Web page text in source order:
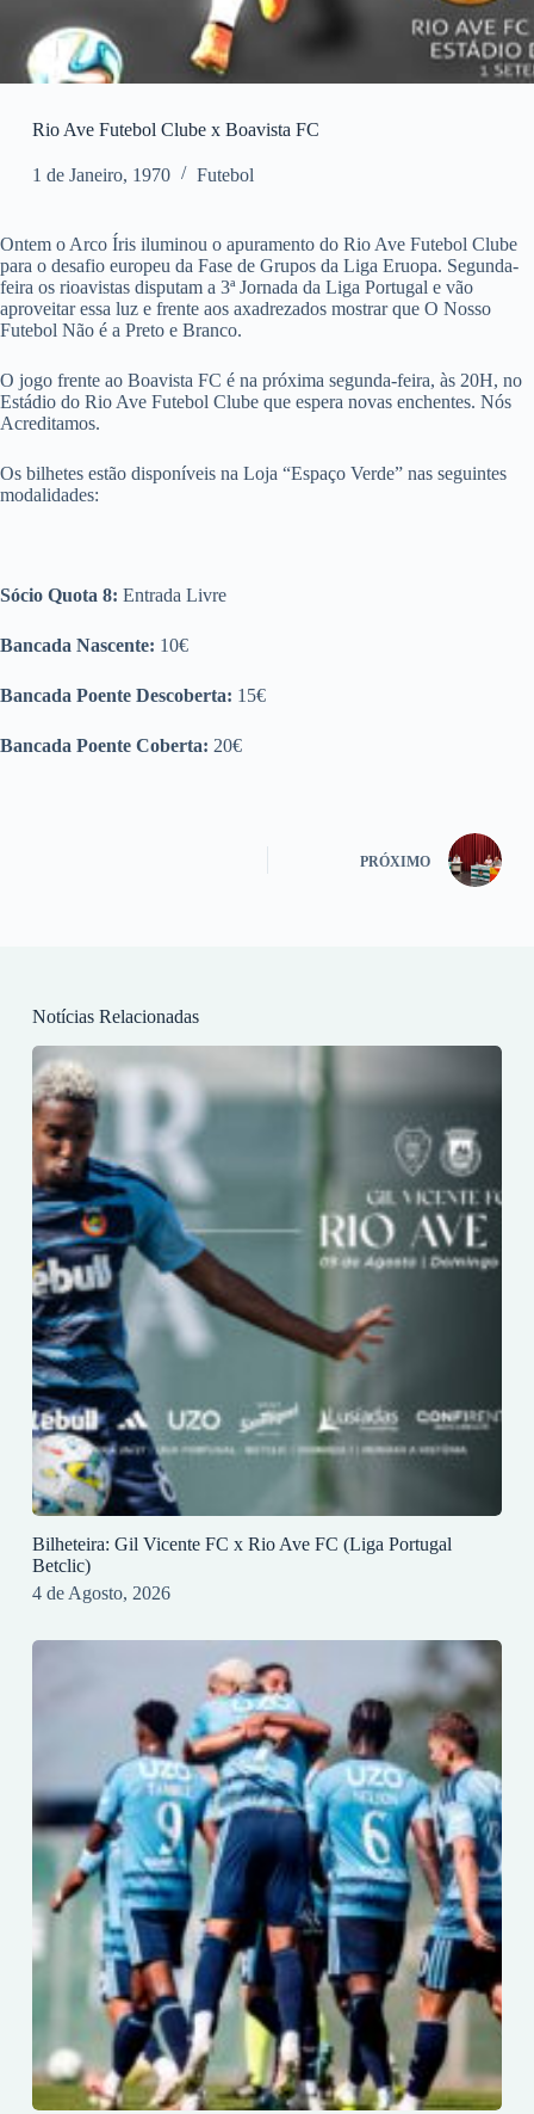
Rio Ave Futebol Clube x Boavista FC
1 de Janeiro, 1970 Futebol
Ontem o Arco Íris iluminou o apuramento do Rio Ave Futebol Clube
para o desafio europeu da Fase de Grupos da Liga Eruopa. Segunda-
feira os rioavistas disputam a 3ª Jornada da Liga Portugal e vão
aproveitar essa luz e frente aos axadrezados mostrar que O Nosso
Futebol Não é a Preto e Branco.
O jogo frente ao Boavista FC é na próxima segunda-feira, às 20H, no
Estádio do Rio Ave Futebol Clube que espera novas enchentes. Nós
Acreditamos.
Os bilhetes estão disponíveis na Loja “Espaço Verde” nas seguintes
modalidades:
Sócio Quota 8: Entrada Livre
Bancada Nascente: 10€
Bancada Poente Descoberta: 15€
Bancada Poente Coberta: 20€
PRÓXIMO
Notícias Relacionadas
Bilheteira: Gil Vicente FC x Rio Ave FC (Liga Portugal
Betclic)
4 de Agosto, 2026